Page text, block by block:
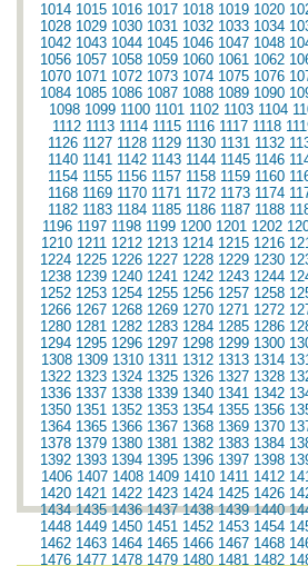
1014 1015 1016 1017 1018 1019 1020
1028 1029 1030 1031 1032 1033 1034
1042 1043 1044 1045 1046 1047 1048
1056 1057 1058 1059 1060 1061 1062
1070 1071 1072 1073 1074 1075 1076
1084 1085 1086 1087 1088 1089 1090
1098 1099 1100 1101 1102 1103 1104
1112 1113 1114 1115 1116 1117 1118
1126 1127 1128 1129 1130 1131 1132
1140 1141 1142 1143 1144 1145 1146
1154 1155 1156 1157 1158 1159 1160
1168 1169 1170 1171 1172 1173 1174
1182 1183 1184 1185 1186 1187 1188
1196 1197 1198 1199 1200 1201 1202
1210 1211 1212 1213 1214 1215 1216
1224 1225 1226 1227 1228 1229 1230
1238 1239 1240 1241 1242 1243 1244
1252 1253 1254 1255 1256 1257 1258
1266 1267 1268 1269 1270 1271 1272
1280 1281 1282 1283 1284 1285 1286
1294 1295 1296 1297 1298 1299 1300
1308 1309 1310 1311 1312 1313 1314
1322 1323 1324 1325 1326 1327 1328
1336 1337 1338 1339 1340 1341 1342
1350 1351 1352 1353 1354 1355 1356
1364 1365 1366 1367 1368 1369 1370
1378 1379 1380 1381 1382 1383 1384
1392 1393 1394 1395 1396 1397 1398
1406 1407 1408 1409 1410 1411 1412
1420 1421 1422 1423 1424 1425 1426
1434 1435 1436 1437 1438 1439 1440
1448 1449 1450 1451 1452 1453 1454
1462 1463 1464 1465 1466 1467 1468
1476 1477 1478 1479 1480 1481 1482